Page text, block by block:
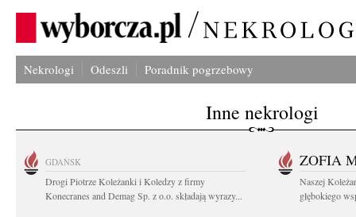
Nekrologi Odeszli Poradnik pogrzebowy
Inne nekrologi
GDAŃSK
Drogi Piotrze Koleżanki i Koledzy z firmy
Konecranes and Demag Sp. z o.o. składają wyrazy...
ZOFIA
Naszej
głębokiego